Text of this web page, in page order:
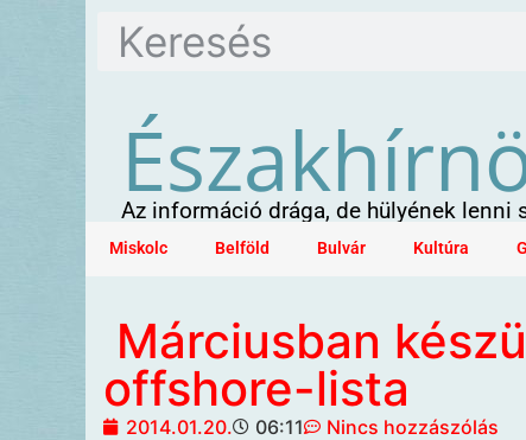
Az információ drága, de hülyének
Miskolc Belföld Bulvár Kultúra
Márciusban
offshore-lista
2014.01.20. 06:11
Nincs hozzászólás